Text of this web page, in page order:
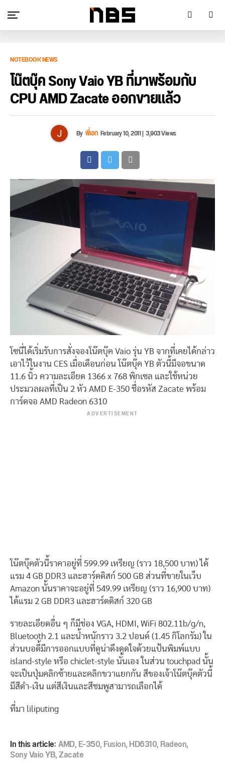
NOTEBOOK NEWS
โน๊ตบุ๊ค Sony Vaio YB ที่มาพร้อมกับ
CPU AMD Zacate ออกขายแล้ว
By พี่เอก February 10, 2011|3,903 Views
โซนี่ได้เริ่มรับการสั่งจองโน๊ตบุ๊ค Vaio รุ่น YB จากที่เคยได้กล่าว
เอาไว้ในงาน CES เมื่อเดือนก่อน โน๊ตบุ๊ค YB ตัวนี้มีจอขนาด
11.6 นิ้ว ความละเอียด 1366 x 768 พิกเซล และใช้หน่วย
ประมวลผลที่เป็น 2 หัว AMD E-350 ชื่อรหัส Zacate พร้อม
การ์ดจอ AMD Radeon 6310
ADVERTISEMENT
โน๊ตบุ๊คตัวนี้ราคาอยู่ที่ 599.99 เหรียญ (ราว 18,500 บาท) ได้
แรม 4 GB DDR3 และฮาร์ดดิสก์ 500 GB ส่วนที่ขายในเว็บ
Amazon นั้นราคาจะอยู่ที่ 549.99 เหรียญ (ราว 16,900 บาท)
ได้แรม 2 GB DDR3 และฮาร์ดดิสก์ 320 GB
รายละเอียดอื่น ๆ ก็มีช่อง VGA, HDMI, WiFi 802.11b/g/n,
Bluetooth 2.1 และน้ำหนักราว 3.2 ปอนด์ (1.45 กิโลกรัม) ใน
ส่วนบอดี้มีการออกแบบที่ดูน่าดึงดูดใจด้วยแป้นพิมพ์แบบ
island-style หรือ chiclet-style นั่นเอง ในส่วน touchpad นั้น
จะเป็นปุ่มคลิกซ้ายและคลิกขวาแยกกัน สีของเจ้าโน๊ตบุ๊คตัวนี้
มีสีดำ-เงิน แต่สีเงินและสีชมพูสามารถเลือกได้
ที่มา liliputing
In this article:AMD,E-350,Fusion,HD6310,Radeon,
Sony Vaio YB,Zacate